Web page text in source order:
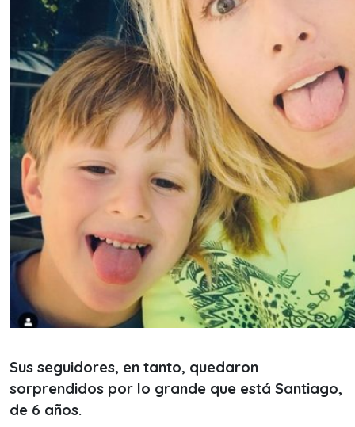
Sus seguidores, en tanto, quedaron
sorprendidos por lo grande que está Santiago,
de 6 años.